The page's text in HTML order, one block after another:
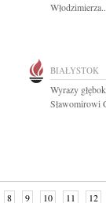
BIAŁYSTOK
Wyrazy
Sławomirowi
8 9 10 11 12